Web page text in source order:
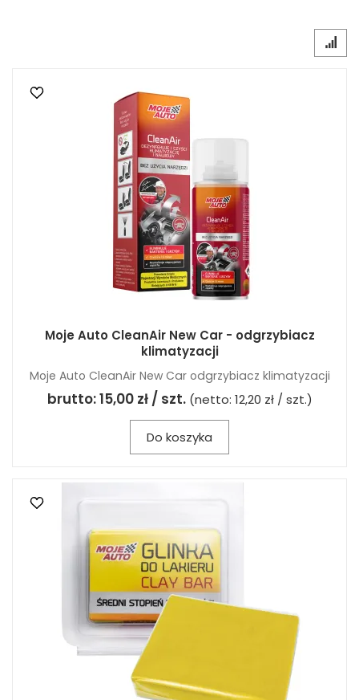
Moje Auto CleanAir New Car - odgrzybiacz
klimatyzacji
Moje Auto CleanAir New Car odgrzybiacz klimatyzacji
brutto:15,00 zł / szt. (netto: 12,20 zł / szt.)
Do koszyka